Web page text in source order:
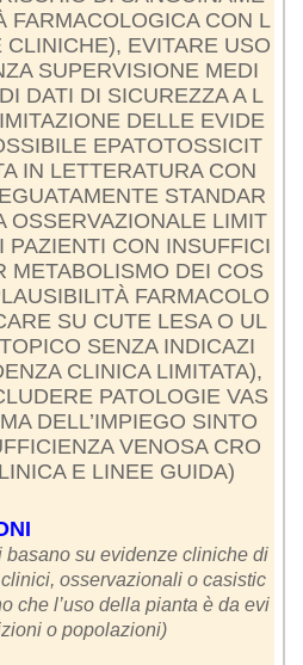
FARMACOLOGICA CON L
CLINICHE), EVITARE USO
SUPERVISIONE MEDI
DATI DI SICUREZZA A L
DELLE EVIDE
EPATOTOSSICIT
IN LETTERATURA CON
STANDAR
OSSERVAZIONALE LIMIT
PAZIENTI CON INSUFFICI
METABOLISMO DEI COS
FARMACOLO
SU CUTE LESA O UL
SENZA INDICAZI
CLINICA LIMITATA),
PATOLOGIE VAS
DELL’IMPIEGO SINTO
VENOSA CRO
E LINEE GUIDA)
su evidenze cliniche di
osservazionali o casistic
che l’uso della pianta è da evi
o popolazioni)